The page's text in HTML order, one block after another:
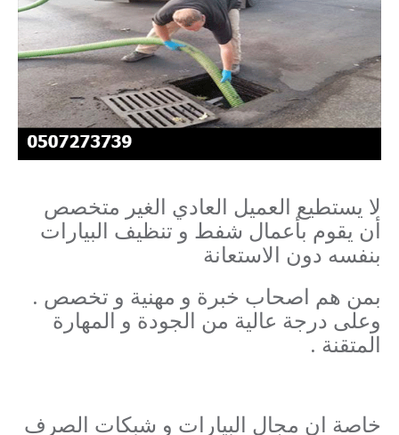
لا يستطيع العميل العادي الغير متخصص
أن يقوم بأعمال شفط و تنظيف البيارات
بنفسه دون الاستعانة
بمن هم اصحاب خبرة و مهنية و تخصص .
وعلى درجة عالية من الجودة و المهارة
المتقنة .
خاصة ان مجال البيارات و شبكات الصرف